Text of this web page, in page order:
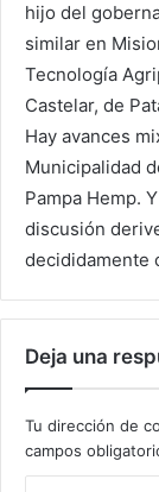
hijo del
similar en
Tecnología
Castelar, de
Hay avances
Municipalidad
Pampa Hemp.
discusión
decididamente
Deja una
Tu dirección de
campos